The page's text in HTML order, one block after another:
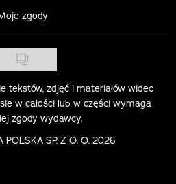
zgody
tekstów, zdjęć i materiałów wideo
w całości lub w części wymaga
zgody wydawcy.
POLSKA SP. Z O. O. 2026